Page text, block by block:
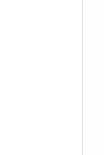
serviços que
benefício,
o